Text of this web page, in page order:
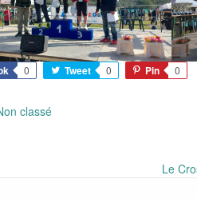
0 Tweet 0 Pin 0
classé
Le